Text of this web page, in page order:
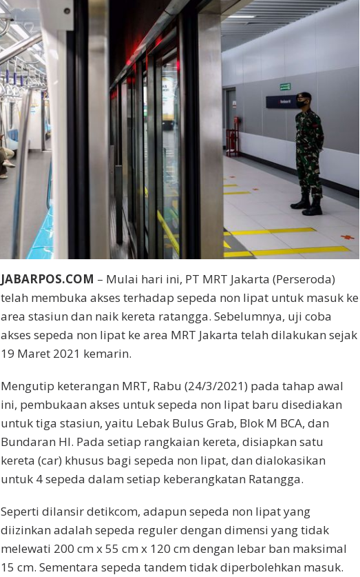
JABARPOS.COM – Mulai hari ini, PT MRT Jakarta (Perseroda)
telah membuka akses terhadap sepeda non lipat untuk masuk ke
area stasiun dan naik kereta ratangga. Sebelumnya, uji coba
akses sepeda non lipat ke area MRT Jakarta telah dilakukan sejak
19 Maret 2021 kemarin.
Mengutip keterangan MRT, Rabu (24/3/2021) pada tahap awal
ini, pembukaan akses untuk sepeda non lipat baru disediakan
untuk tiga stasiun, yaitu Lebak Bulus Grab, Blok M BCA, dan
Bundaran HI. Pada setiap rangkaian kereta, disiapkan satu
kereta (car) khusus bagi sepeda non lipat, dan dialokasikan
untuk 4 sepeda dalam setiap keberangkatan Ratangga.
Seperti dilansir detikcom, adapun sepeda non lipat yang
diizinkan adalah sepeda reguler dengan dimensi yang tidak
melewati 200 cm x 55 cm x 120 cm dengan lebar ban maksimal
15 cm. Sementara sepeda tandem tidak diperbolehkan masuk.